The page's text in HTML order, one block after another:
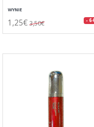
WYNIE
1,25€ 3,50€ -